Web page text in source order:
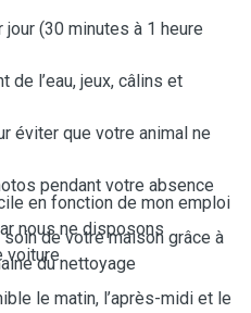
jour (30 minutes à 1 heure
de l’eau, jeux, câlins et
éviter que votre animal ne
pendant votre absence
de votre maison grâce à
du nettoyage
en fonction de mon emploi
nous ne disposons
voiture.
le matin, l’après-midi et le